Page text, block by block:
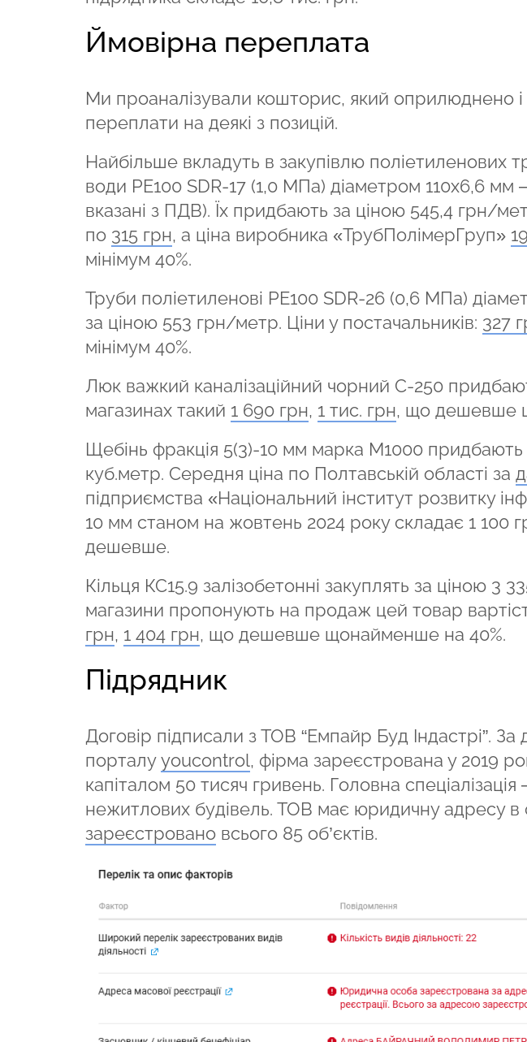
Ймовірна переплата
Ми проаналізували кошторис, який оприлюднено
переплати на деякі з позицій.
Найбільше вкладуть в закупівлю поліетиленових
води PE100 SDR-17 (1,0 МПа) діаметром 110х6,6 мм –
вказані з ПДВ). Їх придбають за ціною 545,4 грн/
по 315 грн, а ціна виробника «ТрубПолімерГруп»
мінімум 40%. ​​
Труби поліетиленові PE100 SDR-26 (0,6 МПа)
за ціною 553 грн/метр. Ціни у постачальників: 327
мінімум 40%.
Люк важкий каналізаційний чорний С-250
магазинах такий 1 690 грн, 1 тис. грн, що дешевше
Щебінь фракція 5(3)-10 мм марка М1000 придбають
куб.метр. Середня ціна по Полтавській області за
підприємства «Національний інститут розвитку
10 мм станом на жовтень 2024 року складає 1 100
дешевше.
Кільця КС15.9 залізобетонні закуплять за ціною 3
магазини пропонують на продаж цей товар
грн, 1 404 грн, що дешевше щонайменше на 40%.
Підрядник
Договір підписали з ТОВ “Емпайр Буд Індастрі”. За
порталуyoucontrol, фірма зареєстрована у 2019
капіталом 50 тисяч гривень. Головна
нежитлових будівель. ТОВ має юридичну адресу в
зареєстровановсього 85 об’єктів.